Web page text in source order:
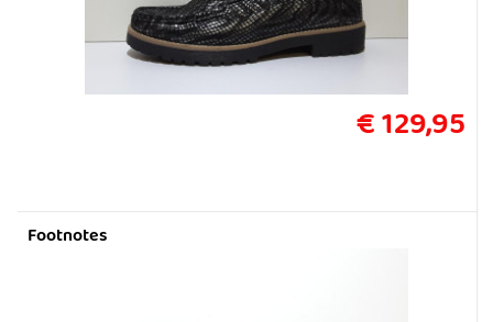
€ 129,95
Footnotes